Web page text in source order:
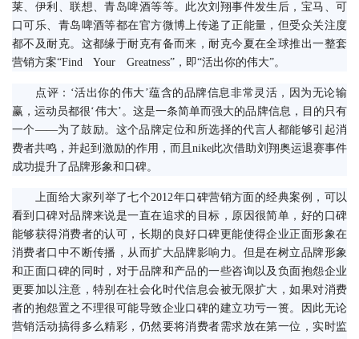
莱、伊利、联想、青岛啤酒等等。此次刘翔事件发生后，宝马、可
口可乐、青岛啤酒等都在官方微博上传递了正能量，但受众关注度
都不及耐克。这都缘于耐克有备而来，耐克今夏在全球推出一整套
营销方案“Find　Your　Greatness”，即“活出你的伟大”。
点评：‘活出你的伟大’蕴含的品牌信息非常灵活，因为无论输
赢，运动员都很‘伟大’。这是一条简单而强大的品牌信息，目的只有
一个——为了鼓励。这个品牌定位和所选择的代言人都能够引起消
费者共鸣，并起到激励的作用，而且nike此次借助刘翔奥运退赛事件
成功提升了品牌形象和口碑。
上面给大家列举了七个2012年口碑营销方面的经典案例，可以
看到口碑对品牌来说是一直在追求的目标，原因很简单，好的口碑
能够获得消费者的认可，长期的良好口碑更能使得企业正面形象在
消费者口中不断传播，从而扩大品牌影响力。但是在树立品牌形象
和正面口碑的同时，对于品牌和产品的一些咨询以及负面抱怨企业
更要加以注意，特别在社会化时代信息会被无限扩大，如果对消费
者的抱怨置之不理很可能导致企业口碑的建立功亏一篑。因此无论
营销活动搞得多么精彩，仍然要将消费者需求放在第一位，实时监